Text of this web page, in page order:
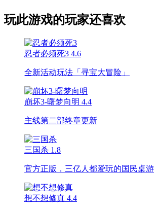
玩此游戏的玩家还喜欢
忍者必须死3 4.6
全新活动玩法「寻宝大冒险」
崩坏3-曙梦向明 4.4
主线第二部终章更新
三国杀 1.8
官方正版，三亿人都爱玩的国民桌游
想不想修真 4.4